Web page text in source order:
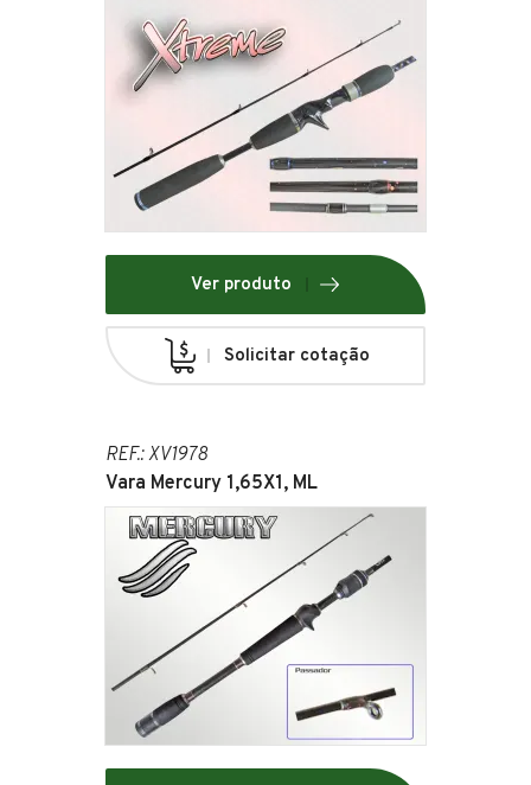
Ver produto
Solicitar cotação
REF.: XV1978
Vara Mercury 1,65X1, ML